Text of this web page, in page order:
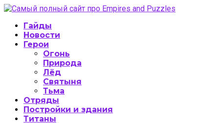
Гайды
Новости
Герои
Огонь
Природа
Лёд
Святыня
Тьма
Отряды
Постройки и здания
Титаны